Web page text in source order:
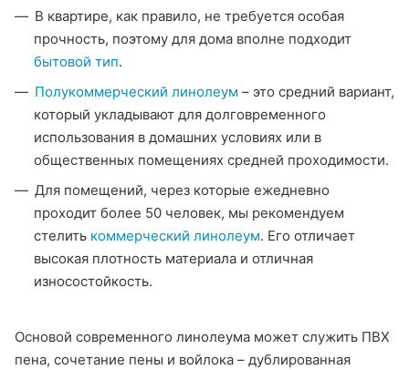
В квартире, как правило, не требуется особая
прочность, поэтому для дома вполне подходит
бытовой тип.
Полукоммерческий линолеум – это средний вариант,
который укладывают для долговременного
использования в домашних условиях или в
общественных помещениях средней проходимости.
Для помещений, через которые ежедневно
проходит более 50 человек, мы рекомендуем
стелить коммерческий линолеум. Его отличает
высокая плотность материала и отличная
износостойкость.
Основой современного линолеума может служить ПВХ
пена, сочетание пены и войлока – дублированная